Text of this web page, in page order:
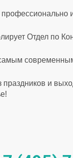
Отдел по
и